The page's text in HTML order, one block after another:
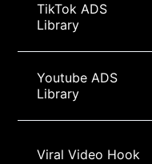
TikTok ADS
Library
Youtube ADS
Library
Viral Video Hook